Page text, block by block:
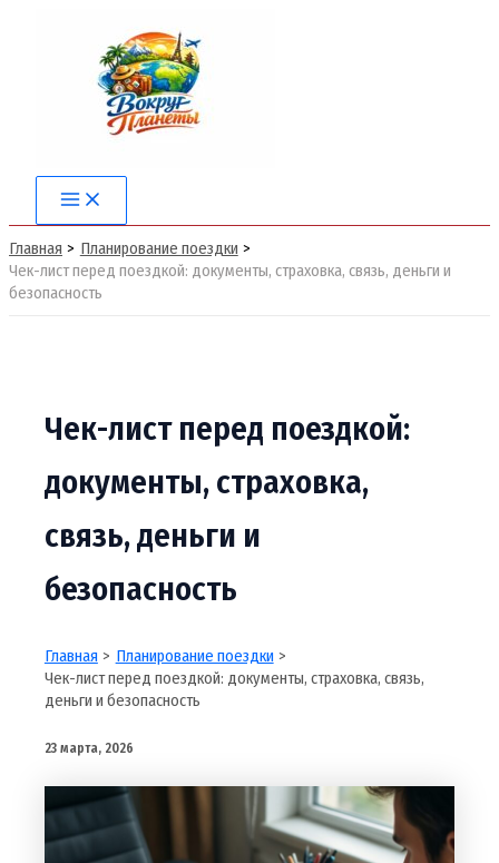
содержимому
Main
Menu
Главная
Планирование поездки
Чек-лист перед поездкой: документы, страховка, связь, деньги и
безопасность
Чек-лист перед поездкой:
документы, страховка,
связь, деньги и
безопасность
Главная
Планирование поездки
Чек-лист перед поездкой: документы, страховка, связь,
деньги и безопасность
23 марта, 2026